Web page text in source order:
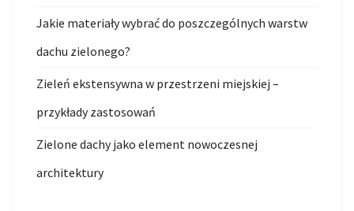
Jakie materiały wybrać do poszczególnych warstw
dachu zielonego?
Zieleń ekstensywna w przestrzeni miejskiej –
przykłady zastosowań
Zielone dachy jako element nowoczesnej
architektury